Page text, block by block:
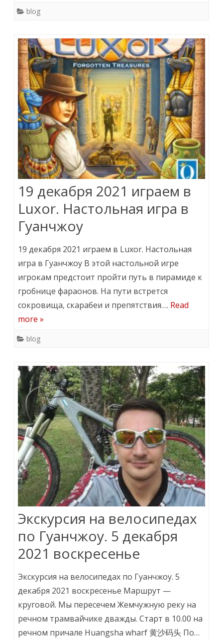
blog
19 декабря 2021 играем в
Luxor. Настольная игра в
Гуанчжоу
19 декабря 2021 играем в Luxor. Настольная
игра в Гуанчжоу В этой настольной игре
игрокам предстоит пройти путь в пирамиде к
гробнице фараонов. На пути встрется
сокровища, скарабеи и препятствия…. Read
more »
blog
Экскурсия на велосипедах
по Гуанчжоу. 5 декабря
2021 воскресенье
Экскурсия на велосипедах по Гуанчжоу. 5
декабря 2021 воскресенье Маршрут —
круговой. Мы пересечем Жемчужную реку на
речном трамвайчике дважды. Старт в 10.00 на
речном причале Huangsha wharf 黄沙码头 По…